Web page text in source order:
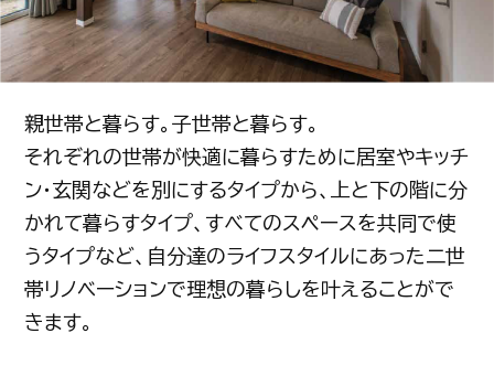
親世帯と暮らす。子世帯と暮らす。
それぞれの世帯が快適に暮らすために居室やキッチ
ン・玄関などを別にするタイプから、上と下の階に分
かれて暮らすタイプ、すべてのスペースを共同で使
うタイプなど、自分達のライフスタイルにあった二世
帯リノベーションで理想の暮らしを叶えることがで
きます。